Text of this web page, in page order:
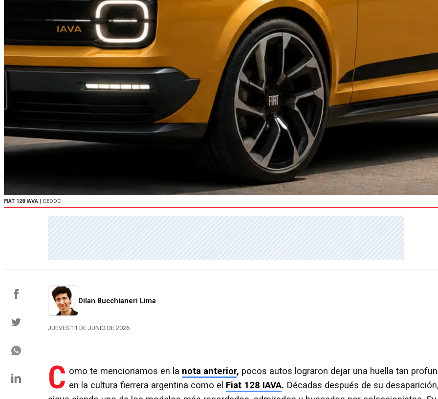
FIAT 128 IAVA | CEDOC
Dilan Bucchianeri Lima
JUEVES 11 DE JUNIO DE 2026
C omo te mencionamos en la nota anterior, pocos autos lograron dejar una huella tan
en la cultura fierrera argentina como el Fiat 128 IAVA. Décadas después de su